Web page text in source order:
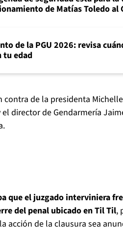
de Matías Toledo al
de la PGU 2026: revisa
tu edad
contra de la presidenta
director de Gendarmería
que el juzgado interviniera
del penal ubicado en Til Til,
acción de la clausura sea